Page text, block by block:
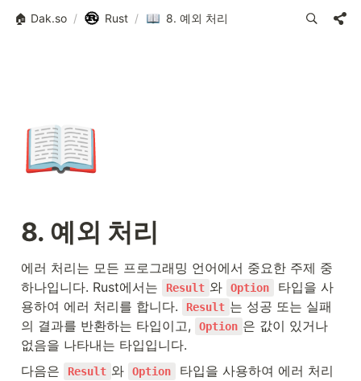
🏠 Dak.so / Rust / 8. 예외 처리
📖
8. 예외 처리
에러 처리는 모든 프로그래밍 언어에서 중요한 주제 중
하나입니다. Rust에서는
Result 와 Option
타입을 사
용하여 에러 처리를 합니다.
Result 는 성공 또는 실패
의 결과를 반환하는 타입이고,
Option 은 값이 있거나
없음을 나타내는 타입입니다.
다음은
Result 와 Option
타입을 사용하여 에러 처리